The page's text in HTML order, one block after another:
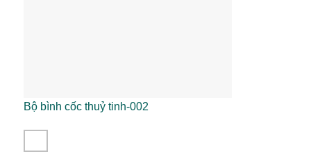
Bộ bình cốc thuỷ tinh-002